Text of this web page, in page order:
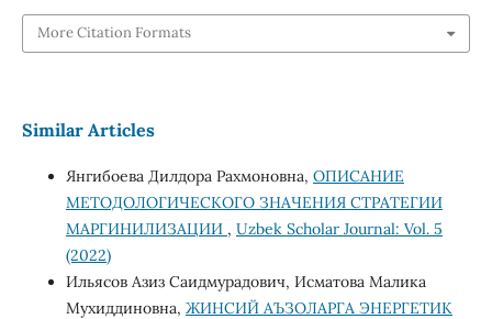
More Citation Formats
Similar Articles
Янгибоева Дилдора Рахмоновна, ОПИСАНИЕ
МЕТОДОЛОГИЧЕСКОГО ЗНАЧЕНИЯ СТРАТЕГИИ
МАРГИНИЛИЗАЦИИ , Uzbek Scholar Journal: Vol. 5
(2022)
Ильясов Азиз Саидмурадович, Исматова Малика
Мухиддиновна, ЖИНСИЙ АЪЗОЛАРГА ЭНЕРГЕТИК